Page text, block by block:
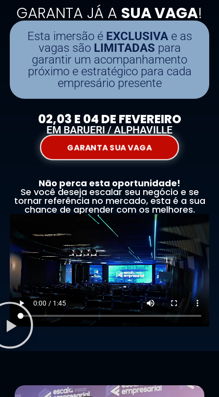
GARANTA JÁ A SUA VAGA!
Esta imersão é EXCLUSIVA e as
vagas são LIMITADAS para
garantir um acompanhamento
próximo e estratégico para cada
empresário presente
02,03 E 04 DE FEVEREIRO
EM BARUERI / ALPHAVILLE
GARANTA SUA VAGA
Não perca esta oportunidade!
Se você deseja escalar seu negócio e se
tornar referência no mercado, esta é a sua
chance de aprender com os melhores.